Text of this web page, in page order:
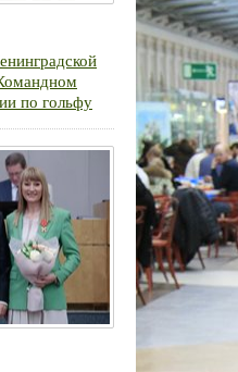
по гольфу